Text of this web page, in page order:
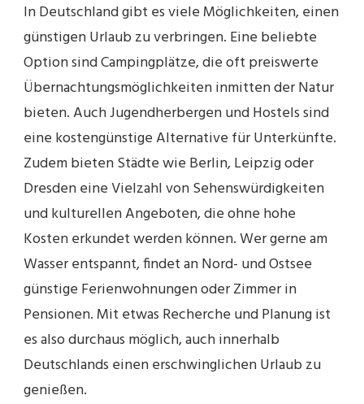
In Deutschland gibt es viele Möglichkeiten, einen
günstigen Urlaub zu verbringen. Eine beliebte
Option sind Campingplätze, die oft preiswerte
Übernachtungsmöglichkeiten inmitten der Natur
bieten. Auch Jugendherbergen und Hostels sind
eine kostengünstige Alternative für Unterkünfte.
Zudem bieten Städte wie Berlin, Leipzig oder
Dresden eine Vielzahl von Sehenswürdigkeiten
und kulturellen Angeboten, die ohne hohe
Kosten erkundet werden können. Wer gerne am
Wasser entspannt, findet an Nord- und Ostsee
günstige Ferienwohnungen oder Zimmer in
Pensionen. Mit etwas Recherche und Planung ist
es also durchaus möglich, auch innerhalb
Deutschlands einen erschwinglichen Urlaub zu
genießen.